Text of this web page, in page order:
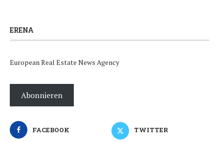
ERENA
European Real Estate News Agency
Abonnieren
FACEBOOK TWITTER